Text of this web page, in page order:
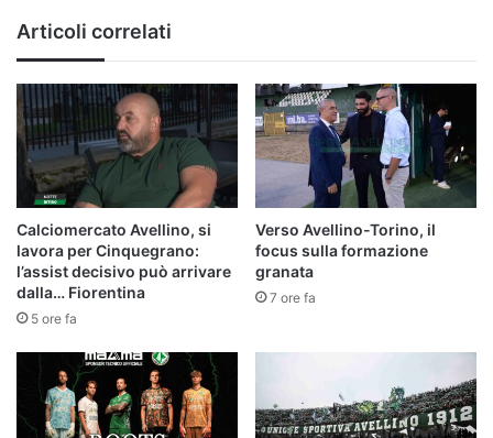
Articoli correlati
Calciomercato Avellino, si
lavora per Cinquegrano:
l’assist decisivo può arrivare
dalla… Fiorentina
5 ore fa
Verso Avellino-Torino, il
focus sulla formazione
granata
7 ore fa